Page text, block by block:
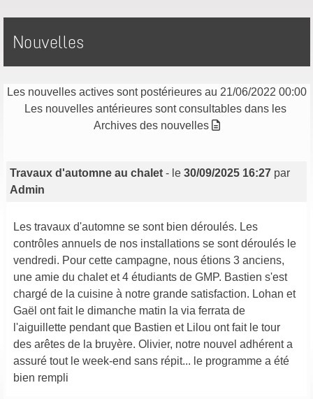
Nouvelles
Les nouvelles actives sont postérieures au 21/06/2022 00:00
Les nouvelles antérieures sont consultables dans les
Archives des nouvelles
Travaux d'automne au chalet - le 30/09/2025 16:27par
Admin
Les travaux d'automne se sont bien déroulés. Les
contrôles annuels de nos installations se sont déroulés le
vendredi. Pour cette campagne, nous étions 3 anciens,
une amie du chalet et 4 étudiants de GMP. Bastien s'est
chargé de la cuisine à notre grande satisfaction. Lohan et
Gaël ont fait le dimanche matin la via ferrata de
l'aiguillette pendant que Bastien et Lilou ont fait le tour
des arêtes de la bruyère. Olivier, notre nouvel adhérent a
assuré tout le week-end sans répit... le programme a été
bien rempli